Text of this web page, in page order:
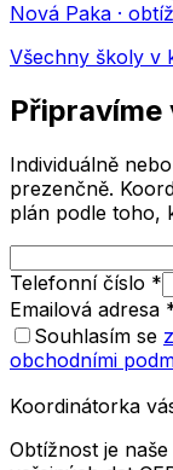
Nová Paka ·
Všechny školy v
Připravíme
Individuálně
prezenčně.
plán podle toho,
Telefonní číslo *
Emailová adresa
Souhlasím se
obchodními
Koordinátorka
Obtížnost je